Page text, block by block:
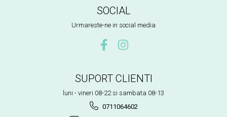
SOCIAL
Urmareste-ne in social media
SUPORT CLIENTI
luni - vineri 08-22 si sambata 08-13
0711064602